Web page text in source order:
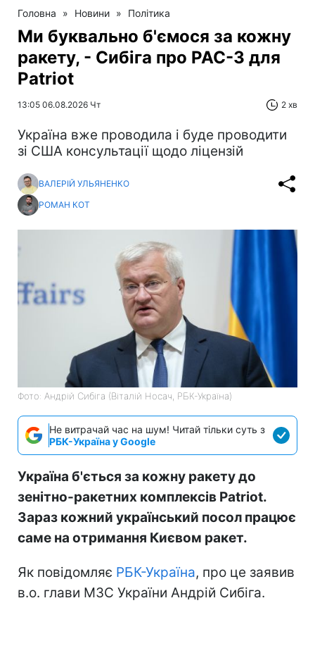
Головна » Новини » Політика
Ми буквально б'ємося за кожну
ракету, - Сибіга про PAC-3 для
Patriot
13:05 06.08.2026 Чт 2 хв
Україна вже проводила і буде проводити
зі США консультації щодо ліцензій
ВАЛЕРІЙ УЛЬЯНЕНКО
РОМАН КОТ
Фото: Андрій Сибіга (Віталій Носач, РБК-Україна)
Не витрачай час на шум! Читай тільки суть з
РБК-Україна у Google
Україна б'ється за кожну ракету до
зенітно-ракетних комплексів Patriot.
Зараз кожний український посол працює
саме на отримання Києвом ракет.
Як повідомляє РБК-Україна, про це заявив
в.о. глави МЗС України Андрій Сибіга.